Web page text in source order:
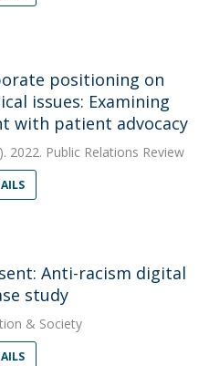
positioning on
issues: Examining
with patient advocacy
2022. Public Relations Review
Anti-racism digital
study
& Society